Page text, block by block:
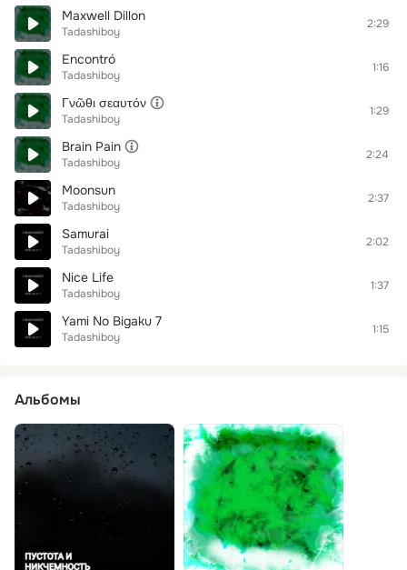
Maxwell Dillon
Tadashiboy
2:29
Encontró
Tadashiboy
1:16
Γνῶθι σεαυτόν
Tadashiboy
1:29
Brain Pain
Tadashiboy
2:24
Moonsun
Tadashiboy
2:37
Samurai
Tadashiboy
2:02
Nice Life
Tadashiboy
1:37
Yami No Bigaku 7
Tadashiboy
1:15
Альбомы